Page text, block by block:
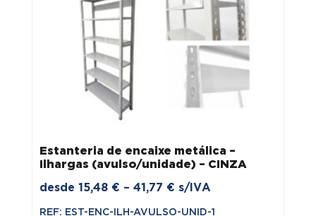
Estanteria de encaixe metálica –
Ilhargas (avulso/unidade) – CINZA
desde 15,48 € – 41,77 €Price
range:
s/IVA
REF: EST-ENC-ILH-AVULSO-UNID-1